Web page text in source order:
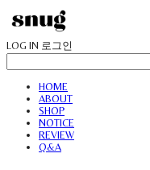
LOG IN 로그인
HOME
ABOUT
SHOP
NOTICE
REVIEW
Q&A